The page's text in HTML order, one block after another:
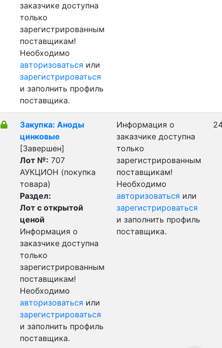
заказчике доступна
только
зарегистрированным
поставщикам!
Необходимо
авторизоваться или
зарегистрироваться
и заполнить профиль
поставщика.
Закупка: Аноды
цинковые
[Завершен]
Лот №: 707
АУКЦИОН (покупка
товара)
Раздел:
Лот с открытой
ценой
Информация о
заказчике доступна
только
зарегистрированным
поставщикам!
Необходимо
авторизоваться или
зарегистрироваться
и заполнить профиль
поставщика.
Информация о
заказчике доступна
только
зарегистрированным
поставщикам!
Необходимо
авторизоваться или
зарегистрироваться
и заполнить профиль
поставщика.